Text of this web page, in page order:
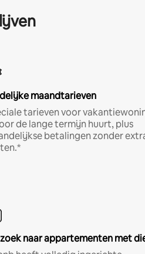
maandtarieven
tarieven voor
de lange termijn huurt, plus
betalingen zonder
naar appartementen met